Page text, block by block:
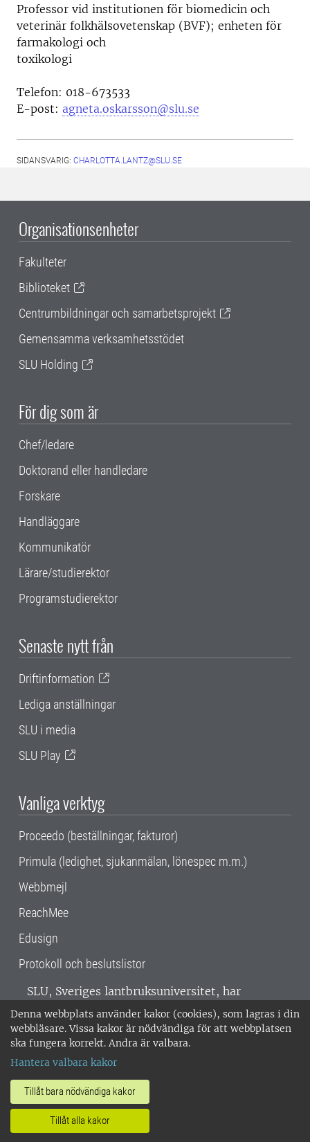
Denna webbplats använder kakor (cookies), som lagras i din
webbläsare. Vissa kakor är nödvändiga för att webbplatsen
ska fungera korrekt. Andra är valbara.
Hantera valbara kakor
Tillåt bara nödvändiga kakor
Tillåt alla kakor
Professor vid institutionen för biomedicin och
veterinär folkhälsovetenskap (BVF); enheten för
farmakologi och
toxikologi
Telefon: 018-673533
E-post: agneta.oskarsson@slu.se
SIDANSVARIG: CHARLOTTA.LANTZ@SLU.SE
Organisationsenheter
Fakulteter
Biblioteket
Centrumbildningar och samarbetsprojekt
Gemensamma verksamhetsstödet
SLU Holding
För dig som är
Chef/ledare
Doktorand eller handledare
Forskare
Handläggare
Kommunikatör
Lärare/studierektor
Programstudierektor
Senaste nytt från
Driftinformation
Lediga anställningar
SLU i media
SLU Play
Vanliga verktyg
Proceedo (beställningar, fakturor)
Primula (ledighet, sjukanmälan, lönespec m.m.)
Webbmejl
ReachMee
Edusign
Protokoll och beslutslistor
SLU, Sveriges lantbruksuniversitet, har
verksamhet över hela Sverige. Huvudorter är
Alnarp, Uppsala och Umeå.SLU är
miljöcertifierat enligt ISO 14001. •
018-67 10 00 • Org nr: 202100-2817 •
Om SLU:s webbplatser
•Hantera kakor•Behandling av
personuppgifter